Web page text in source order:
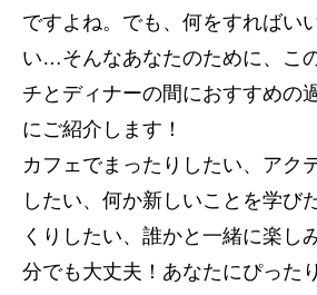
ですよね。でも、何をすればい
い…そんなあなたのために、こ
チとディナーの間におすすめの
にご紹介します！
カフェでまったりしたい、アク
したい、何か新しいことを学び
くりしたい、誰かと一緒に楽
分でも大丈夫！あなたにぴった